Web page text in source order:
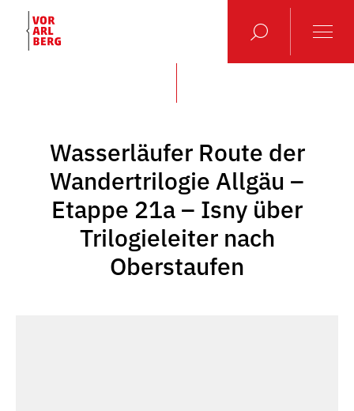
Wasserläufer Route der
Wandertrilogie Allgäu –
Etappe 21a – Isny über
Trilogieleiter nach
Oberstaufen